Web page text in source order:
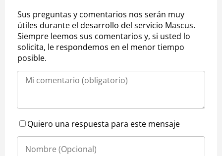
Sus preguntas y comentarios nos serán muy
útiles durante el desarrollo del servicio Mascus.
Siempre leemos sus comentarios y, si usted lo
solicita, le respondemos en el menor tiempo
posible.
Quiero una respuesta para este mensaje